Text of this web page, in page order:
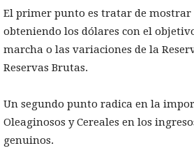
El primer punto es tratar de mostrar
obteniendo los dólares con el
marcha o las variaciones de la
Reservas Brutas.
Un segundo punto radica en la
Oleaginosos y Cereales en los
genuinos.